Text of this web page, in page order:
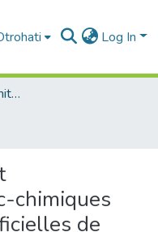
Log In
Université Ibn Tofail - Kénitra
chimiques
de